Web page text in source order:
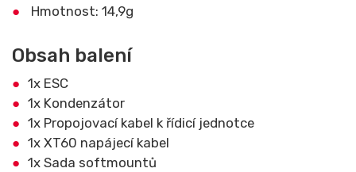
Hmotnost: 14,9g
Obsah balení
1x ESC
1x Kondenzátor
1x Propojovací kabel k řídicí jednotce
1x XT60 napájecí kabel
1x Sada softmountů